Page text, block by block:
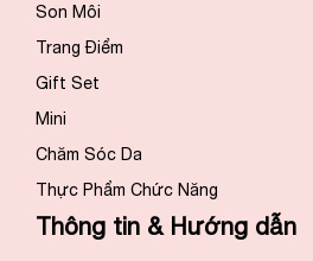
Son Môi
Trang Điểm
Gift Set
Mini
Chăm Sóc Da
Thực Phẩm Chức Năng
Thông tin & Hướng dẫn